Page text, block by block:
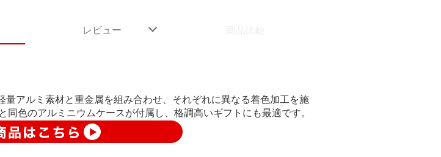
レビュー
アルミ素材と重金属を組み合わせ、それぞれに異なる着色加工を施
色のアルミニウムケースが付属し、格調高いギフトにも最適です。